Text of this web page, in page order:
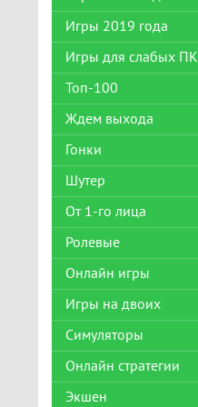
Игры 2019 года
Игры для слабых ПК
Топ-100
Ждем выхода
Гонки
Шутер
От 1-го лица
Ролевые
Онлайн игры
Игры на двоих
Симуляторы
Онлайн стратегии
Экшен